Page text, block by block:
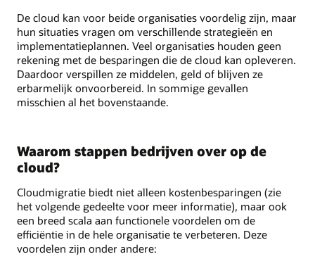
De cloud kan voor beide organisaties voordelig zijn, maar
hun situaties vragen om verschillende strategieën en
implementatieplannen. Veel organisaties houden geen
rekening met de besparingen die de cloud kan opleveren.
Daardoor verspillen ze middelen, geld of blijven ze
erbarmelijk onvoorbereid. In sommige gevallen
misschien al het bovenstaande.
Waarom stappen bedrijven over op de
cloud?
Cloudmigratie biedt niet alleen kostenbesparingen (zie
het volgende gedeelte voor meer informatie), maar ook
een breed scala aan functionele voordelen om de
efficiëntie in de hele organisatie te verbeteren. Deze
voordelen zijn onder andere: